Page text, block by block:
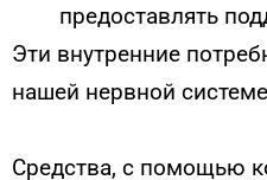
предоставлять
Эти внутренние
нашей нервной
Средства, с помощью